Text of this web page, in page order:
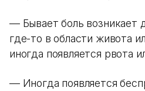
— Бывает боль возникает
где-то в области живота
иногда появляется рвота
— Иногда появляется